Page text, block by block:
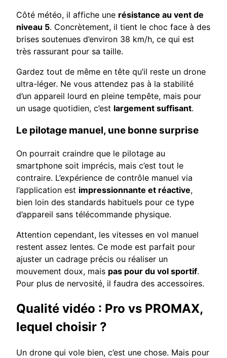
Côté météo, il affiche une résistance au vent de
niveau 5. Concrètement, il tient le choc face à des
brises soutenues d’environ 38 km/h, ce qui est
très rassurant pour sa taille.
Gardez tout de même en tête qu’il reste un drone
ultra-léger. Ne vous attendez pas à la stabilité
d’un appareil lourd en pleine tempête, mais pour
un usage quotidien, c’est largement suffisant.
Le pilotage manuel, une bonne surprise
On pourrait craindre que le pilotage au
smartphone soit imprécis, mais c’est tout le
contraire. L’expérience de contrôle manuel via
l’application est impressionnante et réactive,
bien loin des standards habituels pour ce type
d’appareil sans télécommande physique.
Attention cependant, les vitesses en vol manuel
restent assez lentes. Ce mode est parfait pour
ajuster un cadrage précis ou réaliser un
mouvement doux, mais pas pour du vol sportif.
Pour plus de nervosité, il faudra des accessoires.
Qualité vidéo : Pro vs PROMAX,
lequel choisir ?
Un drone qui vole bien, c’est une chose. Mais pour